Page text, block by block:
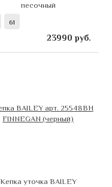
песочный
61
23990 руб.
Кепка уточка BAILEY